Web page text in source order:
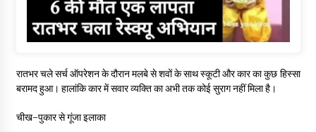
रातभर चले सर्च ऑपरेशन के दौरान मलबे से शवों के साथ स्कूटी और कार का कुछ हिस्सा
बरामद हुआ। हालांकि कार में सवार व्यक्ति का अभी तक कोई सुराग नहीं मिला है।
चीख-पुकार से गूंजा इलाका